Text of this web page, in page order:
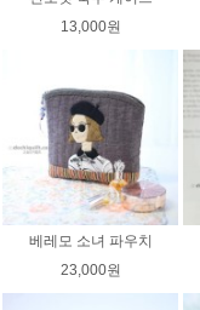
13,000원
베레모 소녀 파우치
23,000원